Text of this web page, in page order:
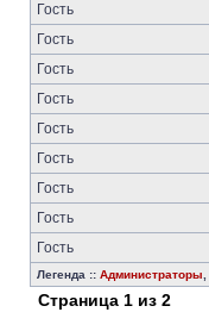
Гость
Гость
Гость
Гость
Гость
Гость
Гость
Гость
Гость
Легенда :: Администраторы
Страница 1 из 2